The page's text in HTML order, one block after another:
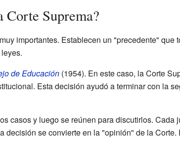
Corte Suprema?
importantes. Establecen un "precedente" que
de Educación(1954). En este caso, la Corte
Esta decisión ayudó a terminar con la
casos y luego se reúnen para discutirlos. Cada
decisión se convierte en la "opinión" de la